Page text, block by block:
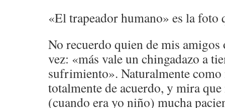
«El trapeador humano» es la foto
No recuerdo quien de mis amigos
vez: «más vale un chingadazo a
sufrimiento». Naturalmente
totalmente de acuerdo, y mira
(cuando era yo niño) mucha